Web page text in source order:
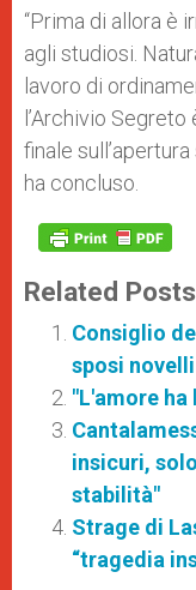
“Prima di allora è
agli studiosi.
lavoro di
l’Archivio
finale
ha concluso.
Related
Consiglio
sposi novelli
"L'amore ha
insicuri,
stabilità"
Strage di
“tragedia